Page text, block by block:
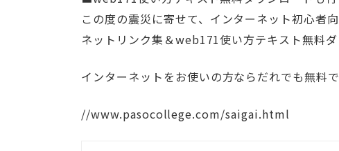
この度の震災に寄せて、インターネット初心者
ネットリンク集＆web171使い方テキスト無料ダ
インターネットをお使いの方ならだれでも無料
//www.pasocollege.com/saigai.html